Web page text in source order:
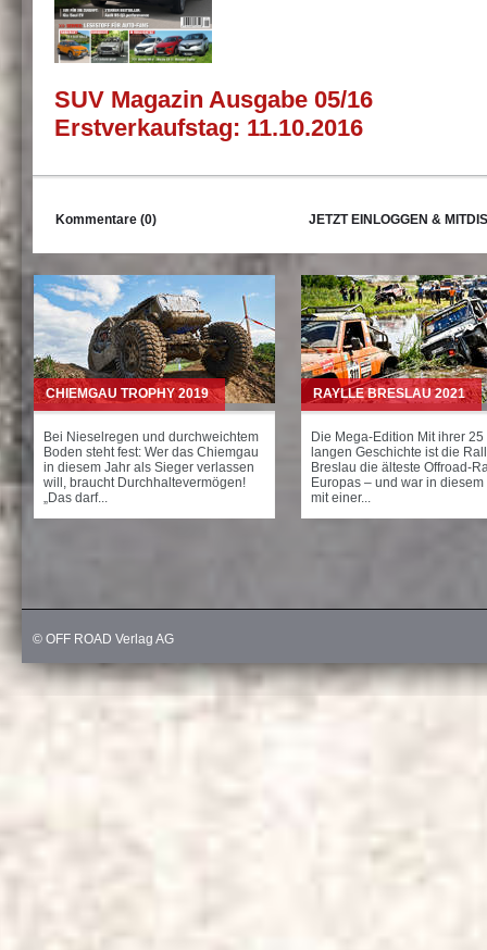
SUV Magazin Ausgabe 05/16
Erstverkaufstag: 11.10.2016
Kommentare (0) JETZT EINLOGGEN &
CHIEMGAU TROPHY 2019
Bei Nieselregen und durchweichtem
Boden steht fest: Wer das Chiemgau
in diesem Jahr als Sieger verlassen
will, braucht Durchhaltevermögen!
„Das darf...
RAYLLE BRESLAU 2021
Die Mega-Edition Mit ihrer 25
langen Geschichte ist die
Breslau die älteste Offroad-
Europas – und war in diesem
mit einer...
© OFF ROAD Verlag AG